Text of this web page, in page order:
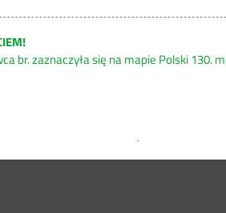
br. zaznaczyła się na mapie Polski 130.